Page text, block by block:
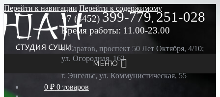
Перейти к навигации Перейти к содержимому
МЕНЮ
0 ₽ 0 товаров
+7 (8452) 399-779, 251-028
Время работы: 11.00-23.00
г. Саратов, проспект 50 Лет Октября, 4/10;
ул. Огородная, 162
г. Энгельс, ул. Коммунистическая, 55